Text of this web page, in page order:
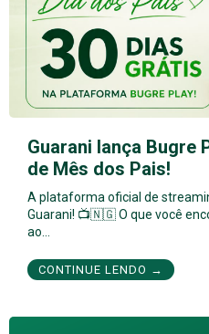
Guarani lança Bugre
de Mês dos Pais!
A plataforma oficial de
Guarani! 📺🇳🇬 O que você
ao…
CONTINUE LENDO →